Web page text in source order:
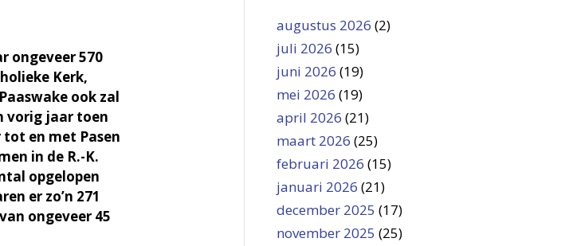
ongeveer 570
Kerk,
ook zal
vorig jaar toen
tot en met Pasen
in de R.-K.
opgelopen
er zo’n 271
ongeveer 45
augustus 2026 (2)
juli 2026 (15)
juni 2026 (19)
mei 2026 (19)
april 2026 (21)
maart 2026 (25)
februari 2026 (15)
januari 2026 (21)
december 2025 (17)
november 2025 (25)